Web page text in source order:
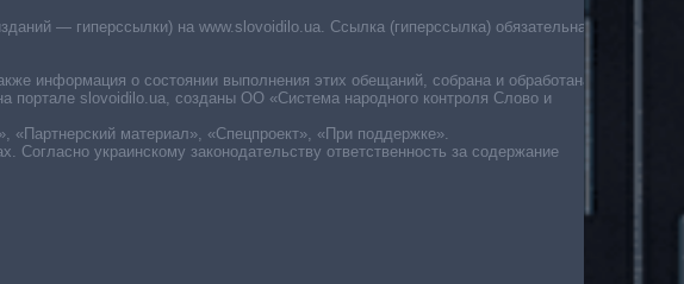
— гиперссылки) на www.slovoidilo.ua. Ссылка (гиперссылка) обязательна
информация о состоянии выполнения этих обещаний, собрана и обработана
slovoidilo.ua, созданы ОО «Система народного контроля Слово и
материал», «Спецпроект», «При поддержке».
украинскому законодательству ответственность за содержание